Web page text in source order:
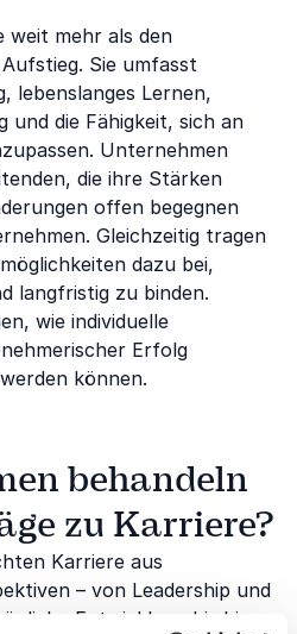
weit mehr als den
Sie umfasst
lebenslanges Lernen,
die Fähigkeit, sich an
Unternehmen
die ihre Stärken
offen begegnen
Gleichzeitig tragen
dazu bei,
langfristig zu binden.
wie individuelle
Erfolg
können.
behandeln
zu Karriere?
Karriere aus
– von Leadership und
Entwicklung bis hin